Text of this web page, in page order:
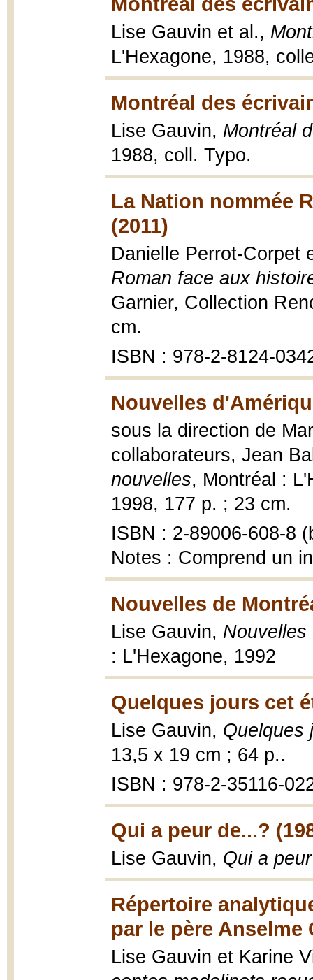
Lise Gauvin et al.,
L'Hexagone, 1988,
Montréal des
Lise Gauvin, Montréal
1988, coll. Typo.
La Nation nommée
(2011)
Danielle Perrot-Corpet
Roman face aux
Garnier, Collection
cm.
ISBN : 978-2-8124-
Nouvelles
sous la direction de
collaborateurs, Jean
nouvelles, Montréal :
1998, 177 p. ; 23 cm.
ISBN : 2-89006-608-8
Notes : Comprend un
Nouvelles de
Lise Gauvin, Nouvelles
: L'Hexagone, 1992
Quelques jours cet
Lise Gauvin, Quelques
13,5 x 19 cm ; 64 p..
ISBN : 978-2-35116-
Qui a peur de...?
Lise Gauvin, Qui a
Répertoire
par le père Anselme
Lise Gauvin et Karine